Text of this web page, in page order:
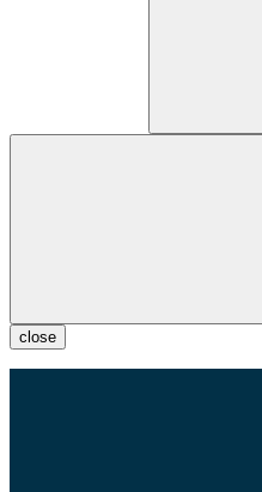
close